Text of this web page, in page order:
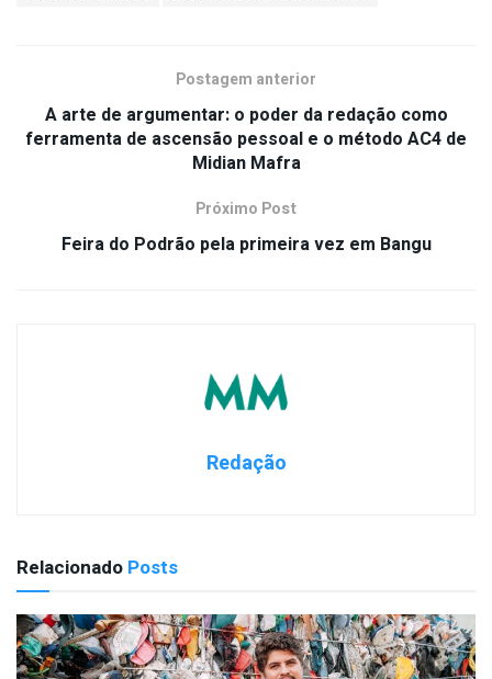
Postagem anterior
A arte de argumentar: o poder da redação como
ferramenta de ascensão pessoal e o método AC4 de
Midian Mafra
Próximo Post
Feira do Podrão pela primeira vez em Bangu
Redação
Relacionado Posts